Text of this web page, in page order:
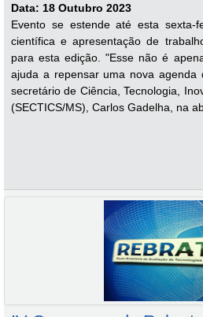
Data: 18 Outubro 2023
Evento se estende até esta sexta-
científica e apresentação de
para esta edição. "Esse não é
ajuda a repensar uma nova agenda
secretário de Ciência, Tecnologia,
(SECTICS/MS), Carlos Gadelha, na